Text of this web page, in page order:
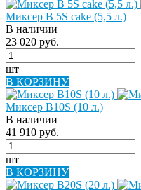
Миксер B 5S cake (5,5 л.)
В наличии
23 020 руб.
шт
В КОРЗИНУ
Миксер B10S (10 л.)
В наличии
41 910 руб.
шт
В КОРЗИНУ